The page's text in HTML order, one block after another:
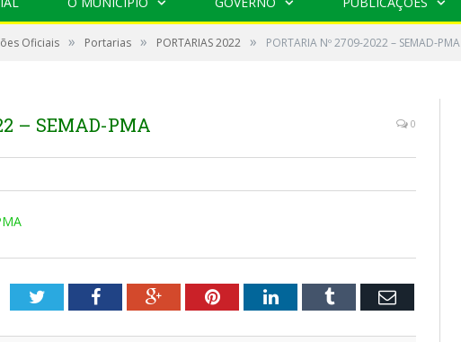
Oficiais » Portarias » PORTARIAS 2022 » PORTARIA Nº 2709-2022 – SEMAD-PMA
– SEMAD-PMA 0
TwitterFacebookGoogle+PinterestLinkedInTumblr Email